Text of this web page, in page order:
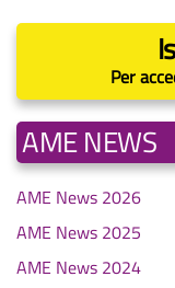
Per
AME NEWS
AME News 2026
AME News 2025
AME News 2024